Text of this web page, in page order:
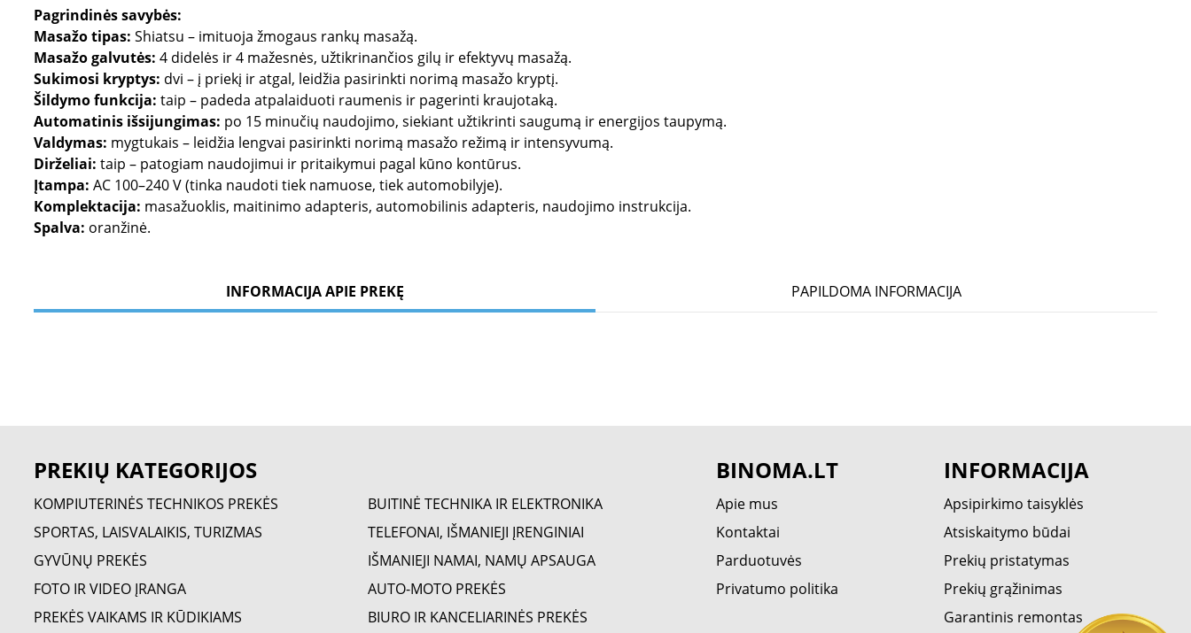
Pagrindinės savybės:
Masažo tipas: Shiatsu – imituoja žmogaus rankų masažą.
Masažo galvutės: 4 didelės ir 4 mažesnės, užtikrinančios gilų ir efektyvų masažą.
Sukimosi kryptys: dvi – į priekį ir atgal, leidžia pasirinkti norimą masažo kryptį.
Šildymo funkcija: taip – padeda atpalaiduoti raumenis ir pagerinti kraujotaką.
Automatinis išsijungimas: po 15 minučių naudojimo, siekiant užtikrinti saugumą ir energijos taupymą.
Valdymas: mygtukais – leidžia lengvai pasirinkti norimą masažo režimą ir intensyvumą.
Dirželiai: taip – patogiam naudojimui ir pritaikymui pagal kūno kontūrus.
Įtampa: AC 100–240 V (tinka naudoti tiek namuose, tiek automobilyje).
Komplektacija: masažuoklis, maitinimo adapteris, automobilinis adapteris, naudojimo instrukcija.
Spalva: oranžinė.
INFORMACIJA APIE PREKĘ PAPILDOMA INFORMACIJA
PREKIŲ KATEGORIJOS
KOMPIUTERINĖS TECHNIKOS PREKĖS
BUITINĖ TECHNIKA IR ELEKTRONIKA
SPORTAS, LAISVALAIKIS, TURIZMAS
TELEFONAI, IŠMANIEJI ĮRENGINIAI
GYVŪNŲ PREKĖS
IŠMANIEJI NAMAI, NAMŲ APSAUGA
FOTO IR VIDEO ĮRANGA
AUTO-MOTO PREKĖS
PREKĖS VAIKAMS IR KŪDIKIAMS
BIURO IR KANCELIARINĖS PREKĖS
BINOMA.LT
Apie mus
Kontaktai
Parduotuvės
Privatumo politika
INFORMACIJA
Apsipirkimo taisyklės
Atsiskaitymo būdai
Prekių pristatymas
Prekių grąžinimas
Garantinis remontas